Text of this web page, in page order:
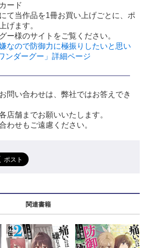
ード
て当作品を1冊お買い上げごとに、ポ
げます。
ー様のサイトをご覧ください。
なので防御力に極振りしたいと思い
ンダーグー」詳細ページ
問い合わせは、弊社ではお答えでき
店舗までお願いいたします。
わせもご遠慮ください。
関連書籍